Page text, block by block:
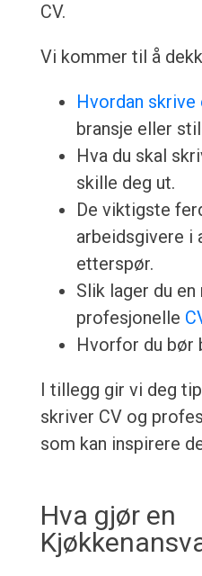
CV.
Vi kommer til å
Hvordan skrive
bransje eller
Hva du skal
skille deg ut.
De viktigste
arbeidsgivere i
etterspør.
Slik lager du
profesjonelle
Hvorfor du bør
I tillegg gir vi deg
skriver CV og
som kan inspirere
Hva gjør en